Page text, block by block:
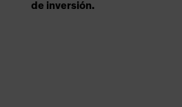
de inversión.